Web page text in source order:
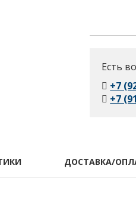
Есть
+7
+7
ДОСТАВКА/